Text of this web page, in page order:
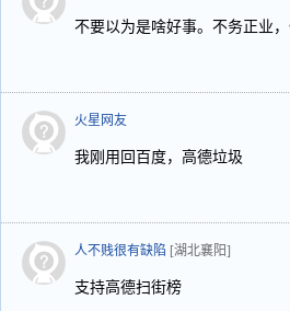
不要以为是啥好事。不务正业
火星网友
我刚用回百度，高德垃圾
人不贱很有缺陷 [湖北襄阳]
支持高德扫街榜